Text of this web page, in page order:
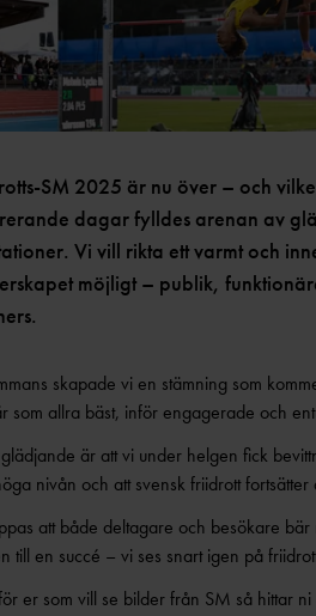
SM 2025 är nu över – och
dagar fylldes arenan av
Vi vill rikta ett varmt och
möjligt – publik,
skapade vi en stämning som
som allra bäst, inför engagerade och
är att vi under helgen fick
nivån och att svensk friidrott fortsätter
att både deltagare och besökare
till en succé – vi ses snart igen på
er som vill se bilder från SM så hittar